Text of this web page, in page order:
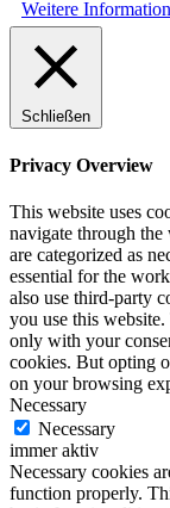
Weitere
Schließen
Privacy Overview
This website uses
navigate through the
are categorized as
essential for the
also use third-party
you use this
only with your
cookies. But opting
on your browsing
Necessary
Necessary
immer aktiv
Necessary cookies
function properly.